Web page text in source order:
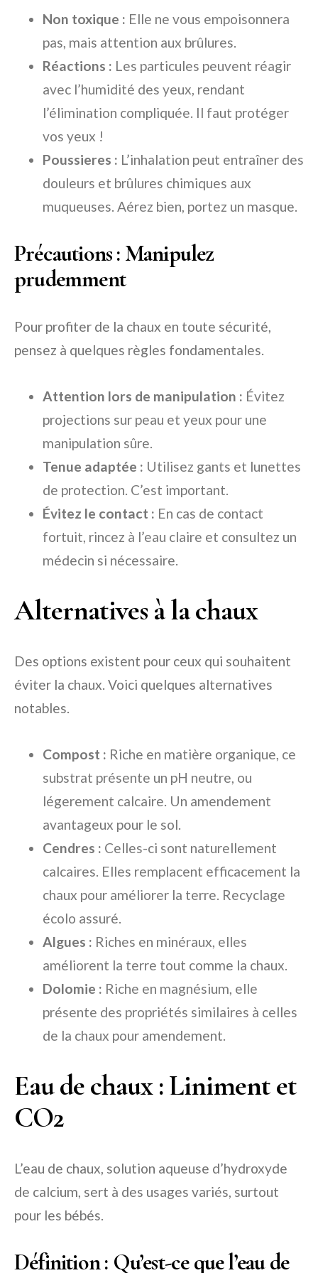
Non toxique : Elle ne vous empoisonnera
pas, mais attention aux brûlures.
Réactions : Les particules peuvent réagir
avec l’humidité des yeux, rendant
l’élimination compliquée. Il faut protéger
vos yeux !
Poussieres : L’inhalation peut entraîner des
douleurs et brûlures chimiques aux
muqueuses. Aérez bien, portez un masque.
Précautions : Manipulez
prudemment
Pour profiter de la chaux en toute sécurité,
pensez à quelques règles fondamentales.
Attention lors de manipulation : Évitez
projections sur peau et yeux pour une
manipulation sûre.
Tenue adaptée : Utilisez gants et lunettes
de protection. C’est important.
Évitez le contact : En cas de contact
fortuit, rincez à l’eau claire et consultez un
médecin si nécessaire.
Alternatives à la chaux
Des options existent pour ceux qui souhaitent
éviter la chaux. Voici quelques alternatives
notables.
Compost : Riche en matière organique, ce
substrat présente un pH neutre, ou
légerement calcaire. Un amendement
avantageux pour le sol.
Cendres : Celles-ci sont naturellement
calcaires. Elles remplacent efficacement la
chaux pour améliorer la terre. Recyclage
écolo assuré.
Algues : Riches en minéraux, elles
améliorent la terre tout comme la chaux.
Dolomie : Riche en magnésium, elle
présente des propriétés similaires à celles
de la chaux pour amendement.
Eau de chaux : Liniment et
CO2
L’eau de chaux, solution aqueuse d’hydroxyde
de calcium, sert à des usages variés, surtout
pour les bébés.
Définition : Qu’est-ce que l’eau de